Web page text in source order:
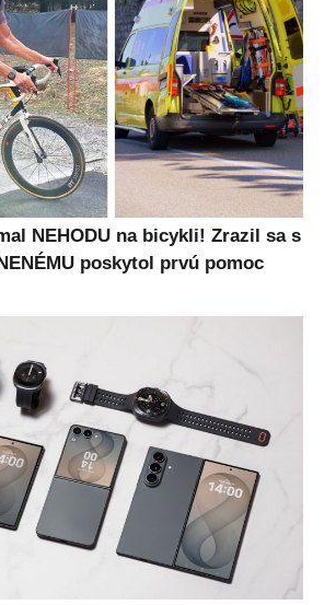
NEHODU na bicykli! Zrazil sa s
poskytol prvú pomoc